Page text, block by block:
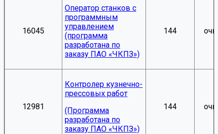
16045
Оператор станков с
программным
управлением
(программа
разработана по
заказу ПАО «ЧКПЗ»)
144
12981
Контролер кузнечно-
прессовых работ
(Программа
разработана по
заказу ПАО «ЧКПЗ»)
144